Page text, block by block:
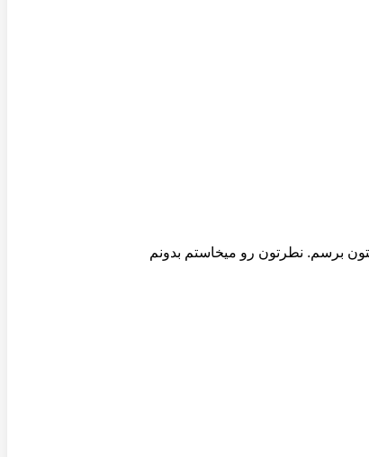
برسم. نطرتون رو میخاستم بدونم